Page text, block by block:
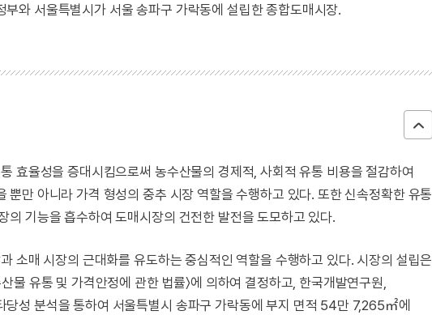
와 서울특별시가 서울 송파구 가락동에 설립한 종합도매시장.
효율성을 증대시킴으로써 농수산물의 경제적, 사회적 유통 비용을 절감하여
만 아니라 가격 형성의 중추 시장 역할을 수행하고 있다. 또한 신속정확한 유통
기능을 흡수하여 도매시장의 건전한 발전을 도모하고 있다.
소매 시장의 근대화를 유도하는 중심적인 역할을 수행하고 있다. 시장의 설립은
물 유통 및 가격안정에 관한 법률〉에 의하여 결정하고, 한국개발연구원,
성 분석을 통하여 서울특별시 송파구 가락동에 부지 면적 54만 7,265㎡에